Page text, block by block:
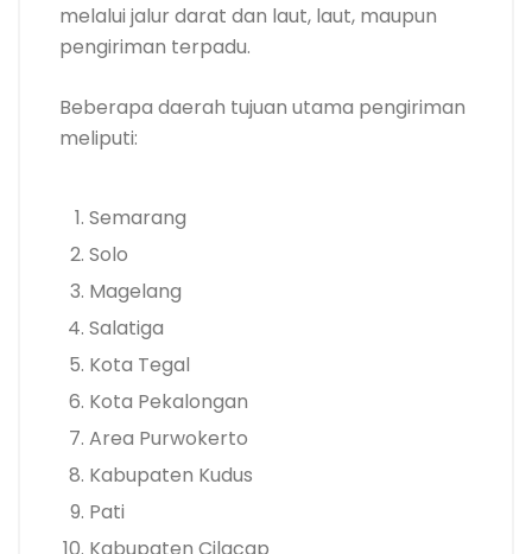
melalui jalur darat dan laut, laut, maupun
pengiriman terpadu.
Beberapa daerah tujuan utama pengiriman
meliputi:
Semarang
Solo
Magelang
Salatiga
Kota Tegal
Kota Pekalongan
Area Purwokerto
Kabupaten Kudus
Pati